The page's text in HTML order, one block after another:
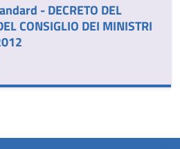
- DECRETO DEL
CONSIGLIO DEI MINISTRI